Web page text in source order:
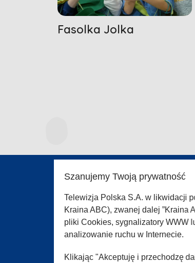
Szanujemy Twoją prywatność
Telewizja Polska S.A. w likwidacji
Kraina ABC), zwanej dalej ”Kraina
pliki Cookies, sygnalizatory WWW
analizowanie ruchu w Internecie.
Klikając "Akceptuję i przechodzę
Fasolka Jolka